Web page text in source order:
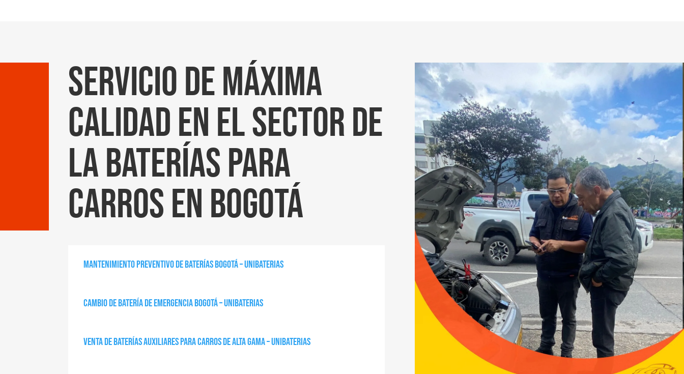
Servicio de máxima
calidad en el sector de
la baterías para
carros en Bogotá
Mantenimiento preventivo de baterías Bogotá – Unibaterias
Cambio de batería de emergencia Bogotá – Unibaterias
Venta de baterías auxiliares para carros de alta gama – Unibaterias